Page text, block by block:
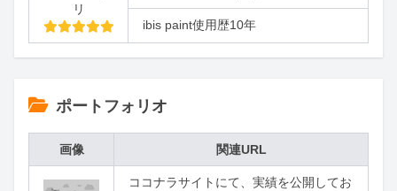
リ
ibis paint使用歴10年
ポートフォリオ
画像 関連URL
ココナラサイトにて、実績を公開してお